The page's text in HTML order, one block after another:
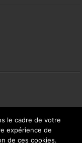
le cadre de votre
expérience de
de ces cookies.